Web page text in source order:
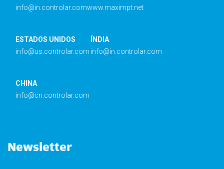
info@in.controlar.comwww.maximpt.net
ESTADOS UNIDOS
info@us.controlar.com
ÍNDIA
info@in.controlar.com
CHINA
info@cn.controlar.com
Newsletter